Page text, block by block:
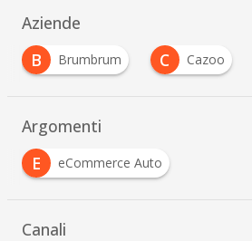
Aziende
B
Brumbrum C Cazoo
Argomenti
E
eCommerce Auto
Canali